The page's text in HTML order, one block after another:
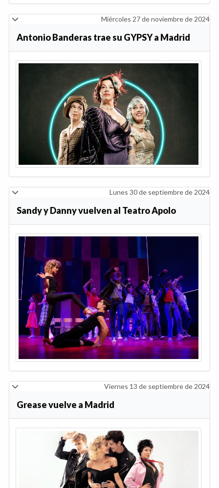
Miércoles 27 de noviembre de 2024
Antonio Banderas trae su GYPSY a Madrid
Lunes 30 de septiembre de 2024
Sandy y Danny vuelven al Teatro Apolo
Viernes 13 de septiembre de 2024
Grease vuelve a Madrid